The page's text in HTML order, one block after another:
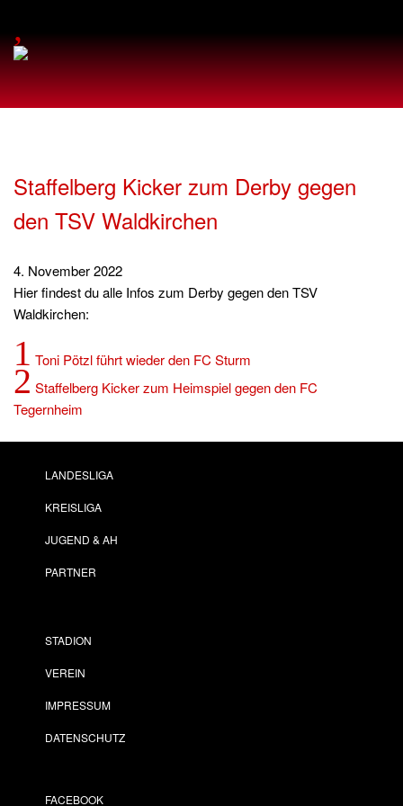
,
Staffelberg Kicker zum Derby gegen
den TSV Waldkirchen
4. November 2022
Hier findest du alle Infos zum Derby gegen den TSV
Waldkirchen:
1 Toni Pötzl führt wieder den FC Sturm
2 Staffelberg Kicker zum Heimspiel gegen den FC
Tegernheim
LANDESLIGA
KREISLIGA
JUGEND & AH
PARTNER
STADION
VEREIN
IMPRESSUM
DATENSCHUTZ
FACEBOOK